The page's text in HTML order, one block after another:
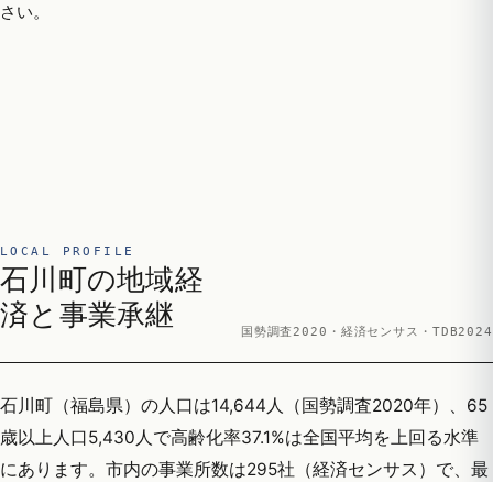
さい。
LOCAL PROFILE
石川町の地域経
済と事業承継
国勢調査2020・経済センサス・TDB2024
石川町（福島県）の人口は14,644人（国勢調査2020年）、65
歳以上人口5,430人で高齢化率37.1%は全国平均を上回る水準
にあります。市内の事業所数は295社（経済センサス）で、最